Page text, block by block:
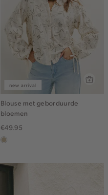
new arrival
Blouse met geborduurde
bloemen
€49.95
lichtzand